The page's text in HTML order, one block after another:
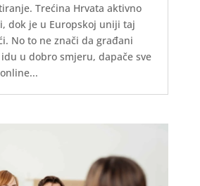
Trećina Hrvata aktivno
dok je u Europskoj uniji taj
No to ne znači da građani
u dobro smjeru, dapače sve